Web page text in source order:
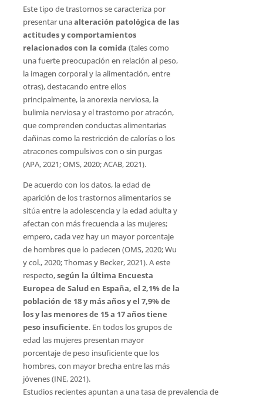
Este tipo de trastornos se caracteriza por
presentar unaalteración patológica de las
actitudes y comportamientos
relacionados con la comida (tales como
una fuerte preocupación en relación al peso,
la imagen corporal y la alimentación, entre
otras), destacando entre ellos
principalmente, la anorexia nerviosa, la
bulimia nerviosa y el trastorno por atracón,
que comprenden conductas alimentarias
dañinas como la restricción de calorías o los
atracones compulsivos con o sin purgas
(APA, 2021; OMS, 2020; ACAB, 2021).
De acuerdo con los datos, la edad de
aparición de los trastornos alimentarios se
sitúa entre la adolescencia y la edad adulta y
afectan con más frecuencia a las mujeres;
empero, cada vez hay un mayor porcentaje
de hombres que lo padecen (OMS, 2020; Wu
y col., 2020; Thomas y Becker, 2021). A este
respecto,según la última Encuesta
Europea de Salud en España, el 2,1% de la
población de 18 y más años y el 7,9% de
los y las menores de 15 a 17 años tiene
peso insuficiente. En todos los grupos de
edad las mujeres presentan mayor
porcentaje de peso insuficiente que los
hombres, con mayor brecha entre las más
jóvenes (INE, 2021).
Estudios recientes apuntan a una tasa de prevalencia de